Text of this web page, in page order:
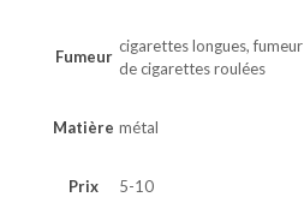
Fumeur
cigarettes longues, fumeur
de cigarettes roulées
Matière métal
Prix 5-10